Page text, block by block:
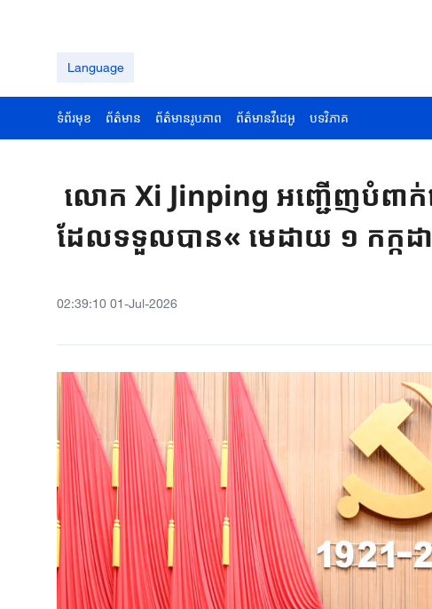
Language
ទំព័រមុខ ព័ត៌មាន ព័ត៌មានរូបភាព ព័ត៌មានវីដេអូ បទវិភាគ
លោក Xi Jinping អញ្ជើញបំពា
ដែលទទួលបាន« មេដាយ ១ កក្កដ
02:39:10 01-Jul-2026